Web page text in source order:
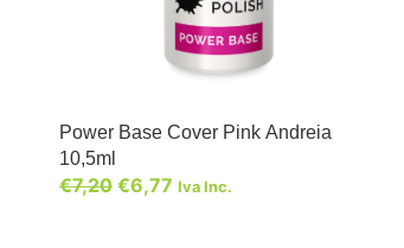
Power Base Cover Pink Andreia
10,5ml
€7,20 €6,77 Iva Inc.